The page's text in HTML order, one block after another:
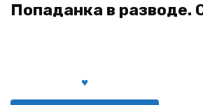
Попаданка в разводе.